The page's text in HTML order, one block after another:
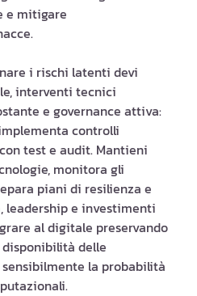
e mitigare
i rischi latenti devi
interventi tecnici
e governance attiva:
controlli
test e audit. Mantieni
monitora gli
piani di resilienza e
leadership e investimenti
al digitale preservando
delle
la probabilità